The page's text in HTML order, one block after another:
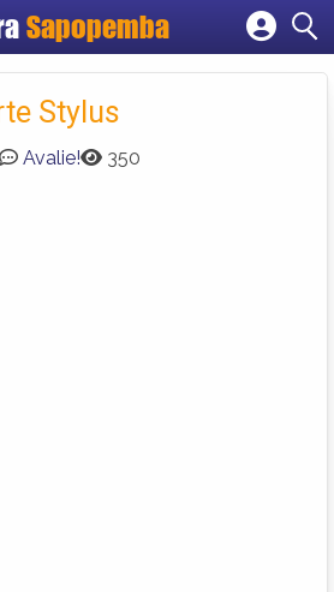
Sapopemba
Cadastrar empresa
Criar conta
Stylus
Avalie! 350